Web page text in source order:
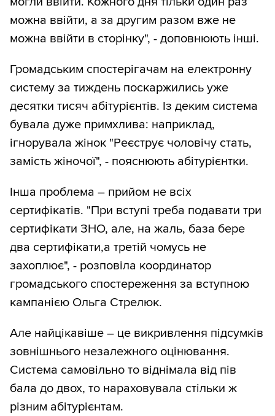
можна ввійти, а за другим разом вже не
можна ввійти в сторінку", - доповнюють інші.
Громадським спостерігачам на електронну
систему за тиждень поскаржились уже
десятки тисяч абітурієнтів. Із деким система
бувала дуже примхлива: наприклад,
ігнорувала жінок "Реєструє чоловічу стать,
замість жіночої", - пояснюють абітурієнтки.
Інша проблема – прийом не всіх
сертифікатів. "При вступі треба подавати три
сертифікати ЗНО, але, на жаль, база бере
два сертифікати,а третій чомусь не
захоплює", - розповіла координатор
громадського спостереження за вступною
кампанією Ольга Стрелюк.
Але найцікавіше – це викривлення підсумків
зовнішнього незалежного оцінювання.
Система самовільно то віднімала від пів
бала до двох, то нараховувала стільки ж
різним абітурієнтам.